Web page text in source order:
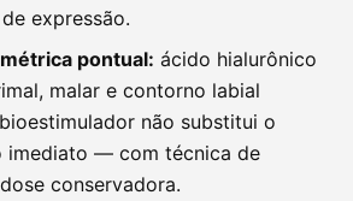
expressão.
pontual: ácido hialurônico
malar e contorno labial
não substitui o
imediato — com técnica de
conservadora.